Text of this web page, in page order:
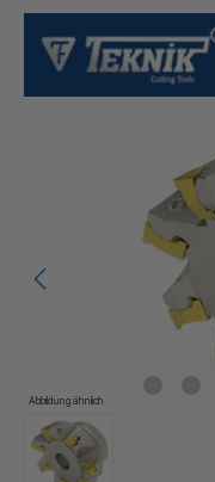
Bildergalerie
Abbildung ähnlich